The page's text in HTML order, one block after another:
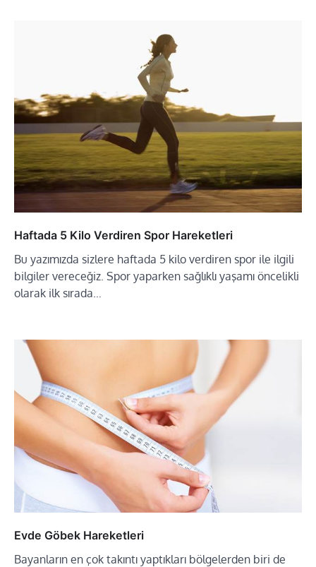
Haftada 5 Kilo Verdiren Spor Hareketleri
Bu yazımızda sizlere haftada 5 kilo verdiren spor ile ilgili
bilgiler vereceğiz. Spor yaparken sağlıklı yaşamı öncelikli
olarak ilk sırada…
Evde Göbek Hareketleri
Bayanların en çok takıntı yaptıkları bölgelerden biri de